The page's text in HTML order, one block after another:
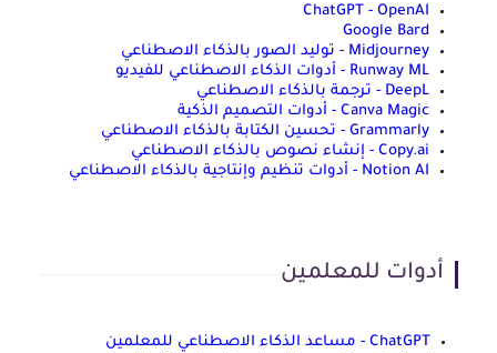
ChatGPT - OpenAI
Google Bard
Midjourney - توليد الصور بالذكاء الاصطناعي
Runway ML - أدوات الذكاء الاصطناعي للفيديو
DeepL - ترجمة بالذكاء الاصطناعي
Canva Magic - أدوات التصميم الذكية
Grammarly - تحسين الكتابة بالذكاء الاصطناعي
Copy.ai - إنشاء نصوص بالذكاء الاصطناعي
Notion AI - أدوات تنظيم وإنتاجية بالذكاء الاصطناعي
أدوات للمعلمين
ChatGPT - مساعد الذكاء الاصطناعي للمعلمين